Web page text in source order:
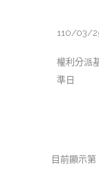
110/03/
權利分派
準日
目前顯示第